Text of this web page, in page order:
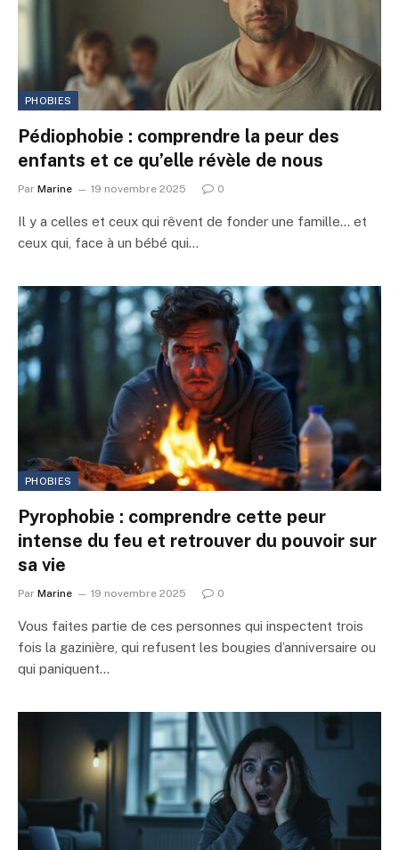
PHOBIES
Pédiophobie : comprendre la peur des
enfants et ce qu’elle révèle de nous
Par Marine 19 novembre 2025 0
Il y a celles et ceux qui rêvent de fonder une famille… et
ceux qui, face à un bébé qui…
PHOBIES
Pyrophobie : comprendre cette peur
intense du feu et retrouver du pouvoir sur
sa vie
Par Marine 19 novembre 2025 0
Vous faites partie de ces personnes qui inspectent trois
fois la gazinière, qui refusent les bougies d’anniversaire ou
qui paniquent…